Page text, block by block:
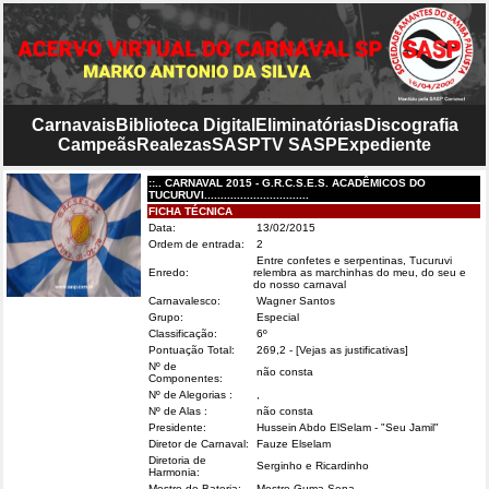
CarnavaisBiblioteca Digital EliminatóriasDiscografia
CampeãsRealezasSASPTV SASP Expediente
::.. CARNAVAL 2015 - G.R.C.S.E.S. ACADÊMICOS DO
TUCURUVI................................
FICHA TÉCNICA
Data:
13/02/2015
Ordem de entrada:
2
Enredo:
Entre confetes e serpentinas, Tucuruvi
relembra as marchinhas do meu, do seu e
do nosso carnaval
Carnavalesco:
Wagner Santos
Grupo:
Especial
Classificação:
6º
Pontuação Total:
269,2 - [Vejas as justificativas]
Nº de
Componentes:
não consta
Nº de Alegorias :
Nº de Alas :
não consta
Presidente:
Hussein Abdo ElSelam - "Seu Jamil"
Diretor de Carnaval:
Fauze Elselam
Diretoria de
Harmonia:
Serginho e Ricardinho